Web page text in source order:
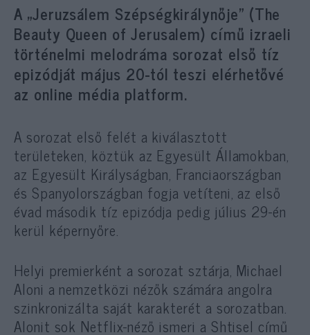
A „Jeruzsálem Szépségkirálynője” (The
Beauty Queen of Jerusalem) című izraeli
történelmi melodráma sorozat első tíz
epizódját május 20-tól teszi elérhetővé
az online média platform.
A sorozat első felét a kiválasztott
területeken, köztük az Egyesült Államokban,
az Egyesült Királyságban, Franciaországban
és Spanyolországban fogja vetíteni, az első
évad második tíz epizódja pedig július 29-én
kerül képernyőre.
Helyi premierként a sorozat sztárja, Michael
Aloni a nemzetközi nézők számára angolra
szinkronizálta saját karakterét a sorozatban.
Alonit sok Netflix-néző ismeri a Shtisel című